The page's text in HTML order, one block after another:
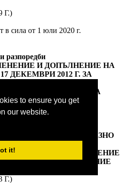
to ensure you get
our website.
it!
Г.)
в сила от 1 юли 2020 г.
разпоредби
И ДОПЪЛНЕНИЕ НА
ДЕКЕМВРИ 2012 Г. ЗА
УСЛОВИЯТА И РЕДА ЗА
ИМ,
ПРИ
ОТ НАЛИЧНИТЕ
ВОДАЧА, ИЗВЪРШИЛ
ТОЧКИ СЪОБРАЗНО
ИЗДАВАНЕ НА РАЗРЕШЕНИЕ
ОБУЧЕНИЕ
Г.)